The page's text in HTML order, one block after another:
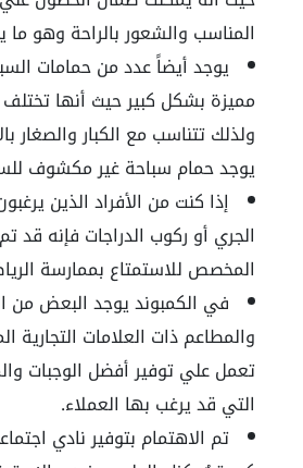
المناسب والشعور بالراحة وهو ما
يوجد أيضاً عدد من حمامات
مميزة بشكل كبير حيث أنها
ولذلك تتناسب مع الكبار والصغار
يوجد حمام سباحة غير مكشوف
إذا كنت من الأفراد الذين
الجري أو ركوب الدراجات فإنه قد
المخصص للاستمتاع بممارسة
في الكمبوند يوجد البعض من
والمطاعم ذات العلامات التجارية
تعمل علي توفير أفضل الوجبات
التي قد يرغب بها العملاء.
تم الاهتمام بتوفير نادي